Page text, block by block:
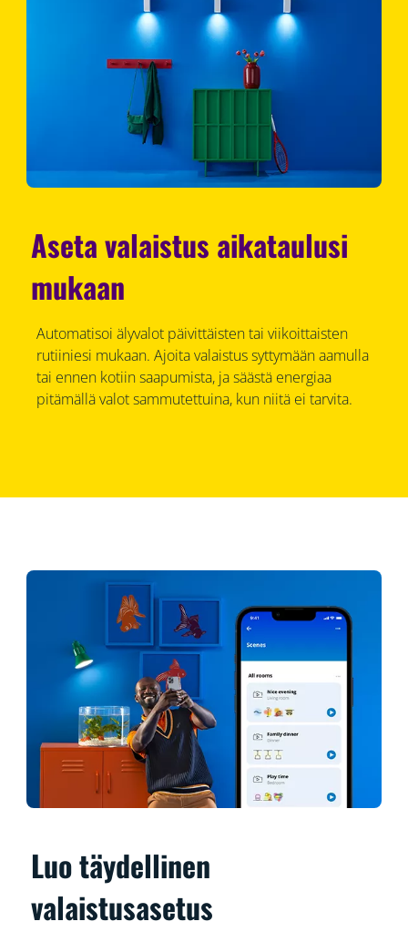
Aseta valaistus aikataulusi
mukaan
Automatisoi älyvalot päivittäisten tai viikoittaisten
rutiiniesi mukaan. Ajoita valaistus syttymään aamulla
tai ennen kotiin saapumista, ja säästä energiaa
pitämällä valot sammutettuina, kun niitä ei tarvita.
Luo täydellinen
valaistusasetus